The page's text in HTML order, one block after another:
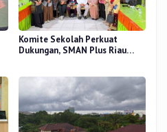
Komite Sekolah Perkuat
Dukungan, SMAN Plus Riau